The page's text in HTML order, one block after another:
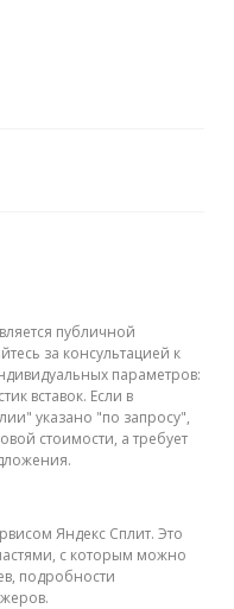
публичной
за консультацией к
параметров:
вставок. Если в
указано "по запросу",
стоимости, а требует
Яндекс Сплит. Это
с которым можно
подробности